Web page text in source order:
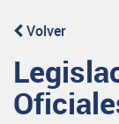
Volver